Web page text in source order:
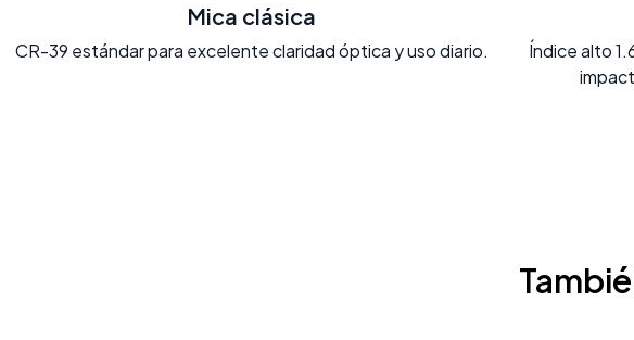
Mica clásica
CR-39 estándar para excelente claridad óptica y uso diario.
Índice alto